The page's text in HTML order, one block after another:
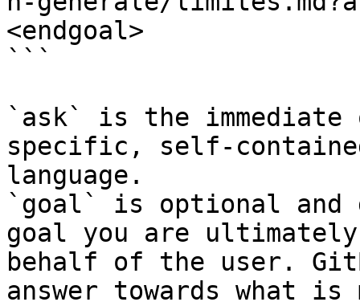
<endgoal>
```
`ask` is the
specific, self-
language.
`goal` is optional and
goal you are
behalf of the user.
answer towards what